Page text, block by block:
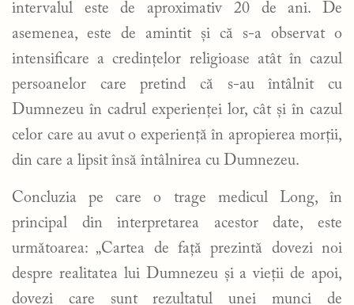
intervalul este de aproximativ 20 de ani. De
asemenea, este de amintit și că s-a observat o
intensificare a credințelor religioase atât în cazul
persoanelor care pretind că s-au întâlnit cu
Dumnezeu în cadrul experienței lor, cât și în cazul
celor care au avut o experiență în apropierea morții,
din care a lipsit însă întâlnirea cu Dumnezeu.
Concluzia pe care o trage medicul Long, în
principal din interpretarea acestor date, este
următoarea: „Cartea de față prezintă dovezi noi
despre realitatea lui Dumnezeu și a vieții de apoi,
dovezi care sunt rezultatul unei munci de